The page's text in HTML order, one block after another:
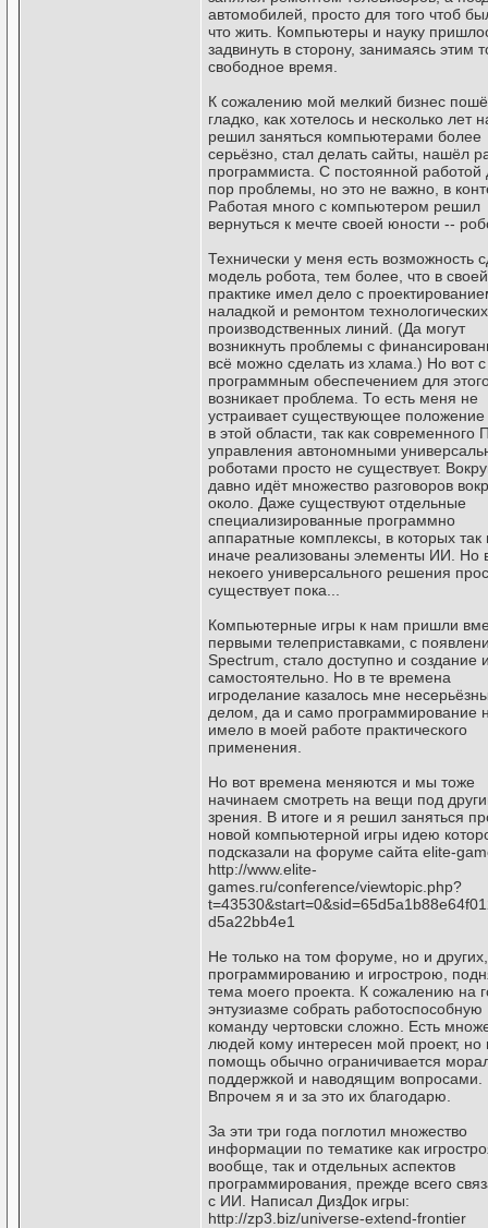
автомобилей, просто для того чтоб
что жить. Компьютеры и науку
задвинуть в сторону, занимаясь этим
свободное время.
К сожалению мой мелкий бизнес
гладко, как хотелось и несколько лет
решил заняться компьютерами более
серьёзно, стал делать сайты, нашёл
программиста. С постоянной работой
пор проблемы, но это не важно, в
Работая много с компьютером решил
вернуться к мечте своей юности --
Технически у меня есть возможность
модель робота, тем более, что в своей
практике имел дело с
наладкой и ремонтом
производственных линий. (Да могут
возникнуть проблемы с
всё можно сделать из хлама.) Но вот с
программным обеспечением для
возникает проблема. То есть меня не
устраивает существующее
в этой области, так как современного
управления автономными
роботами просто не существует.
давно идёт множество разговоров
около. Даже существуют отдельные
специализированные программно
аппаратные комплексы, в которых так
иначе реализованы элементы ИИ. Но
некоего универсального решения
существует пока...
Компьютерные игры к нам пришли
первыми телеприставками, с
Spectrum, стало доступно и создание
самостоятельно. Но в те времена
игроделание казалось мне
делом, да и само программирование
имело в моей работе практического
применения.
Но вот времена меняются и мы тоже
начинаем смотреть на вещи под
зрения. В итоге и я решил заняться
новой компьютерной игры идею
подсказали на форуме сайта elite-
http://www.elite-
games.ru/conference/viewtopic.php?
d5a22bb4e1
Не только на том форуме, но и
программированию и игрострою,
тема моего проекта. К сожалению на
энтузиазме собрать работоспособную
команду чертовски сложно. Есть
людей кому интересен мой проект, но
помощь обычно ограничивается
поддержкой и наводящим вопросами.
Впрочем я и за это их благодарю.
За эти три года поглотил множество
информации по тематике как
вообще, так и отдельных аспектов
программирования, прежде всего
с ИИ. Написал ДизДок игры:
http://zp3.biz/universe-extend-frontier